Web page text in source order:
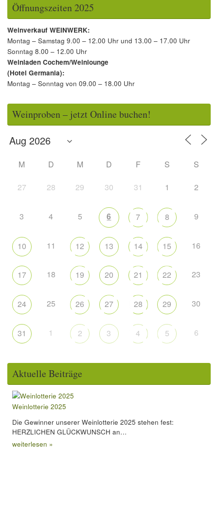
Öffnungszeiten 2025
Weinverkauf WEINWERK:
Montag – Samstag 9.00 – 12.00 Uhr und 13.00 – 17.00 Uhr
Sonntag 8.00 – 12.00 Uhr
Weinladen Cochem/Weinlounge
(Hotel Germania):
Montag – Sonntag von 09.00 – 18.00 Uhr
Weinproben – jetzt Online buchen!
M D M D F S S
27 28 29 30 31 1 2
3 4 5 6 7 8 9
10 11 12 13 14 15 16
17 18 19 20 21 22 23
24 25 26 27 28 29 30
31 1 2 3 4 5 6
Aktuelle Beiträge
Weinlotterie 2025
Die Gewinner unserer Weinlotterie 2025 stehen fest:
HERZLICHEN GLÜCKWUNSCH an…
weiterlesen »